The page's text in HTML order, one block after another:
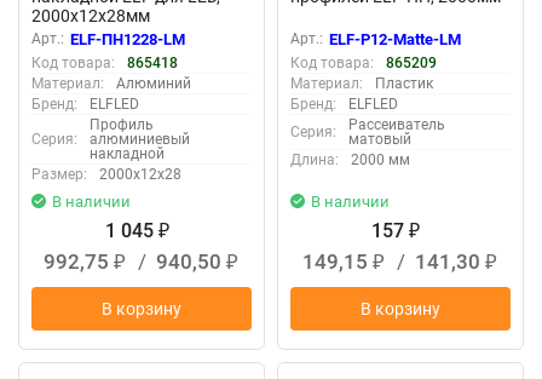
2000х12х28мм
Арт.: ELF-ПН1228-LM
Код товара:
865418
Материал:
Алюминий
Бренд:
ELFLED
Серия:
Профиль
алюминиевый
накладной
Размер:
2000х12х28
В наличии
1 045 ₽
992,75 ₽ / 940,50 ₽
В корзину
Арт.: ELF-Р12-Matte-LM
Код товара:
865209
Материал:
Пластик
Бренд:
ELFLED
Серия:
Рассеиватель
матовый
Длина:
2000 мм
В наличии
157 ₽
149,15 ₽ / 141,30 ₽
В корзину